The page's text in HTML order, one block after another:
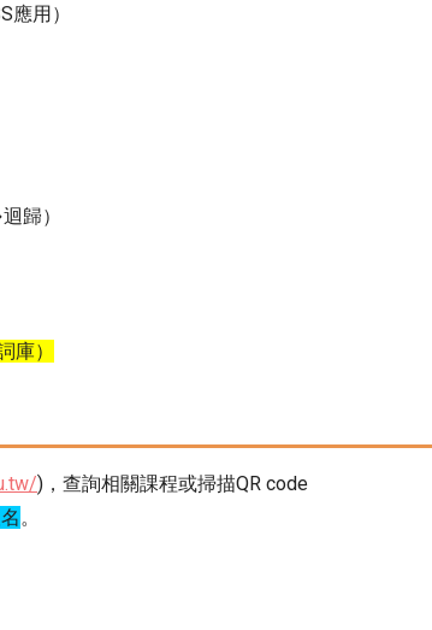
應用）
歸）
庫）
)，查詢相關課程或掃描QR code
。